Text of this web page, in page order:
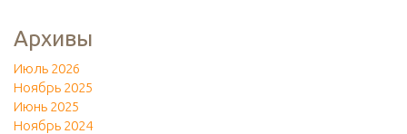
Архивы
Июль 2026
Ноябрь 2025
Июнь 2025
Ноябрь 2024